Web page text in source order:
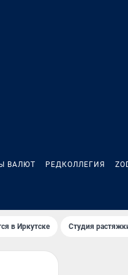
ВАЛЮТ РЕДКОЛЛЕГИЯ
в Иркутске Студия